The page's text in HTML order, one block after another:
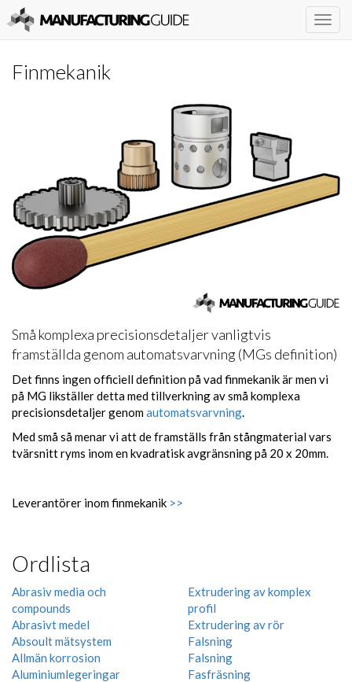
Finmekanik
Små komplexa precisionsdetaljer vanligtvis
framställda genom automatsvarvning (MGs definition)
Det finns ingen officiell definition på vad finmekanik är men vi
på MG likställer detta med tillverkning av små komplexa
precisionsdetaljer genomautomatsvarvning.
Med små så menar vi att de framställs från stångmaterial vars
tvärsnitt ryms inom en kvadratisk avgränsning på 20 x 20mm.
Leverantörer inom finmekanik >>
Ordlista
Abrasiv media och
compounds
Abrasivt medel
Absoult mätsystem
Allmän korrosion
Aluminiumlegeringar
Extrudering av komplex
profil
Extrudering av rör
Falsning
Falsning
Fasfräsning